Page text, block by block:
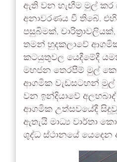
ඇති වන හැඟීම මුල් කර
අනාවරණය වී තිබේ.
පසුබිමක්,
තමන් හුදකලාවේ
කටයුතුවල යෙදීමේදී
මහජන තෙරපීම් මුල්
ආගමික වැඩසටහන් මුල්
වන ඉන්දියාවේ
ආගමික උත්සවයේදී
ඇතැයි මාධ්‍ය වාර්තා
ශුද්ධ ස්ථානයේ යෙදෙන